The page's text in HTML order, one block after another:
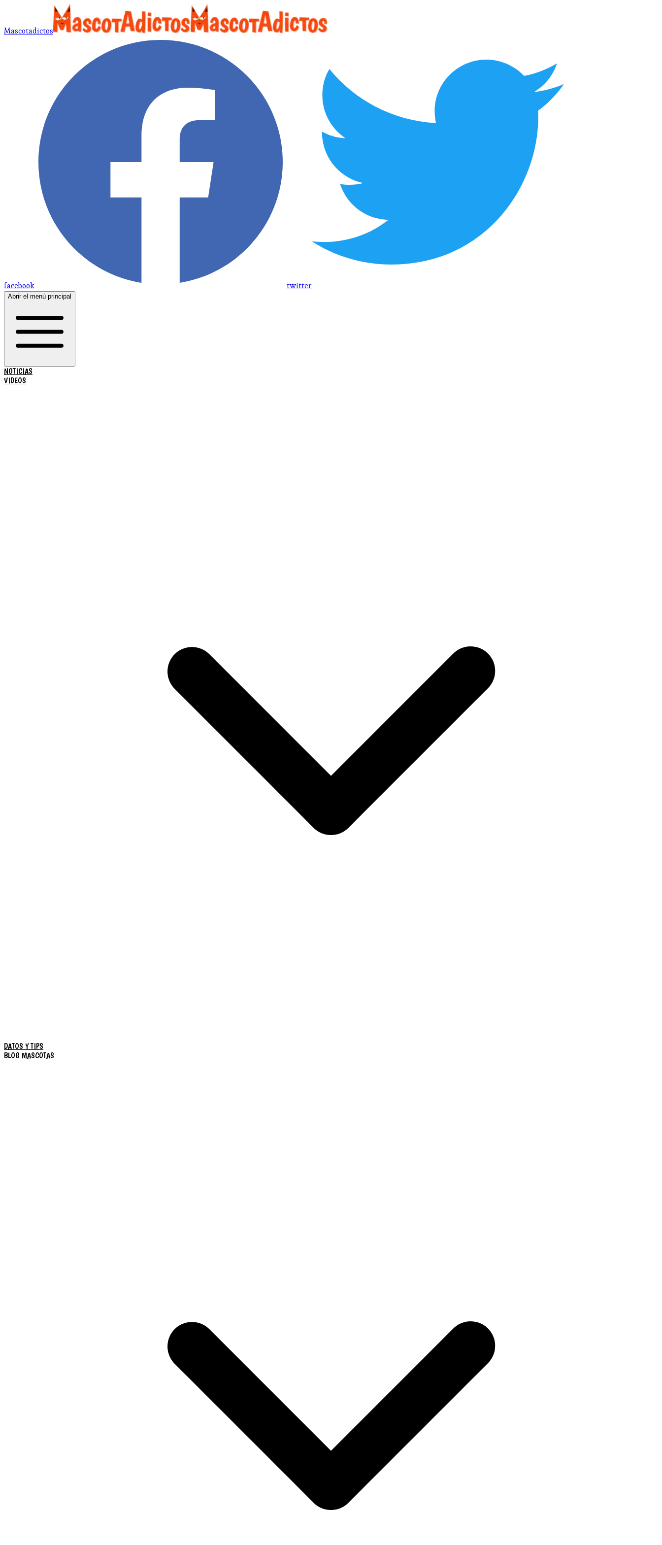
Mascotadictos
facebook twitter
Abrir el menú principal
NOTICIAS
VIDEOS
DATOS Y TIPS
BLOG MASCOTAS